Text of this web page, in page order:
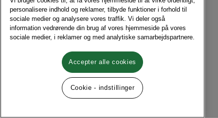
personalisere indhold og reklamer, tilbyde funktioner i forhold til
sociale medier og analysere vores traffik. Vi deler også
information vedrørende din brug af vores hjemmeside på vores
sociale medier, i reklamer og med analytiske samarbejdspartnere.
Accepter alle cookies
Cookie - indstillinger